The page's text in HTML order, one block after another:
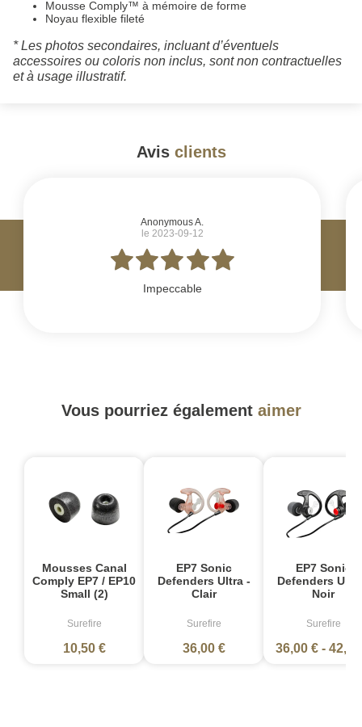
Mousse Comply™ à mémoire de forme
Noyau flexible fileté
* Les photos secondaires, incluant d’éventuels
accessoires ou coloris non inclus, sont non contractuelles
et à usage illustratif.
Avis clients
Anonymous A.
le 2023-09-12
Impeccable
Vous pourriez également aimer
Mousses Canal
Comply EP7 / EP10
Small (2)
Surefire
10,50 €
EP7 Sonic
Defenders Ultra -
Clair
Surefire
36,00 €
EP7 Sonic
Defenders
Noir
Surefire
36,00 €-